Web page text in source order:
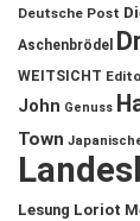
Deutsche Post
Aschenbrödel
WEITSICHT
John Genuss
Town
Lesung Loriot